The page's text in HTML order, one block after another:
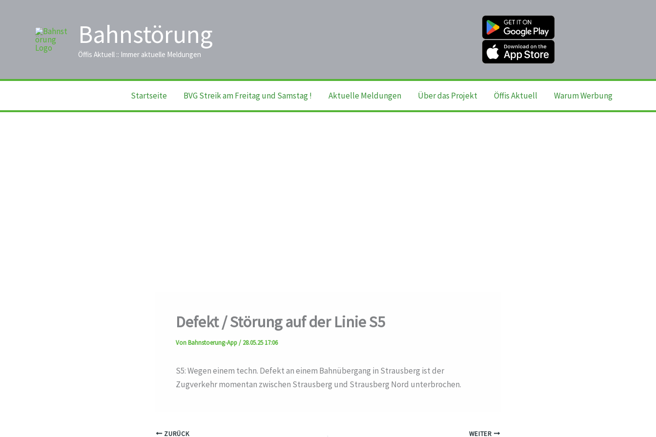
Bahnstörung
Öffis Aktuell :: Immer aktuelle Meldungen
Startseite BVG Streik am Freitag und Samstag ! Aktuelle Meldungen Über das Projekt Öffis Aktuell Warum Werbung
Defekt / Störung auf der Linie S5
VonBahnstoerung-App/ 28.05.25 17:06
S5: Wegen einem techn. Defekt an einem Bahnübergang in Strausberg ist der
Zugverkehr momentan zwischen Strausberg und Strausberg Nord unterbrochen.
ZURÜCK WEITER